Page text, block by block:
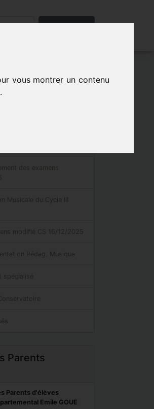
vous montrer un contenu
Rechercher
des examens
Musicale du Cycle III
modifié CS 16/12/2025
Pédag. Musique
spécialisé
Parents
Parents d'élèves
Emile GOUE